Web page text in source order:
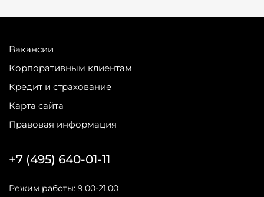
Вакансии
Корпоративным клиентам
Кредит и страхование
Карта сайта
Правовая информация
+7 (495) 640-01-11
Режим работы: 9.00-21.00